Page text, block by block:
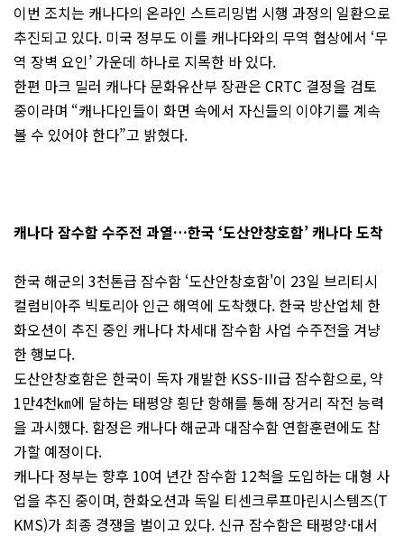
이번 조치는 캐나다의 온라인 스트리밍법 시행 과정의 일환으로
추진되고 있다. 미국 정부도 이를 캐나다와의 무역 협상에서 ‘무
역 장벽 요인’ 가운데 하나로 지목한 바 있다.
한편 마크 밀러 캐나다 문화유산부 장관은 CRTC 결정을 검토
중이라며 “캐나다인들이 화면 속에서 자신들의 이야기를 계속
볼 수 있어야 한다”고 밝혔다.
캐나다 잠수함 수주전 과열…한국 ‘도산안창호함’ 캐나다 도착
한국 해군의 3천톤급 잠수함 ‘도산안창호함'이 23일 브리티시
컬럼비아주 빅토리아 인근 해역에 도착했다. 한국 방산업체 한
화오션이 추진 중인 캐나다 차세대 잠수함 사업 수주전을 겨냥
한 행보다.
도산안창호함은 한국이 독자 개발한 KSS-Ⅲ급 잠수함으로, 약
1만4천㎞에 달하는 태평양 횡단 항해를 통해 장거리 작전 능력
을 과시했다. 함정은 캐나다 해군과 대잠수함 연합훈련에도 참
가할 예정이다.
캐나다 정부는 향후 10여 년간 잠수함 12척을 도입하는 대형 사
업을 추진 중이며, 한화오션과 독일 티센크루프마린시스템즈(T
KMS)가 최종 경쟁을 벌이고 있다. 신규 잠수함은 태평양·대서